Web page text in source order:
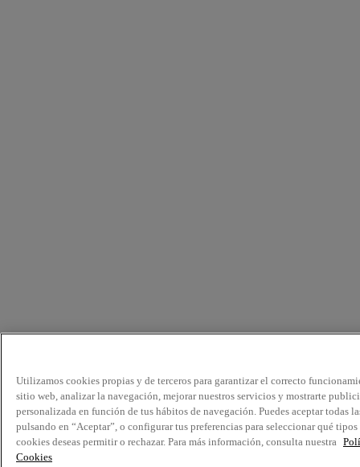
Utilizamos cookies propias y de terceros para garantizar el correcto
sitio web, analizar la navegación, mejorar nuestros servicios y mostrarte
personalizada en función de tus hábitos de navegación. Puedes aceptar todas
pulsando en “Aceptar”, o configurar tus preferencias para seleccionar qué tipos
cookies deseas permitir o rechazar. Para más información, consulta nuestra
Cookies